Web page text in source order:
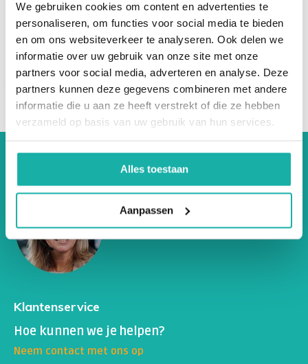
We gebruiken cookies om content en advertenties te
personaliseren, om functies voor social media te bieden
en om ons websiteverkeer te analyseren. Ook delen we
informatie over uw gebruik van onze site met onze
partners voor social media, adverteren en analyse. Deze
partners kunnen deze gegevens combineren met andere
informatie die u aan ze heeft verstrekt of die ze hebben
verzameld op basis van uw gebruik van hun services.
Alles toestaan
Aanpassen
€ 129,-
Klantenservice
Hoe kunnen we je helpen?
Neem contact met ons op